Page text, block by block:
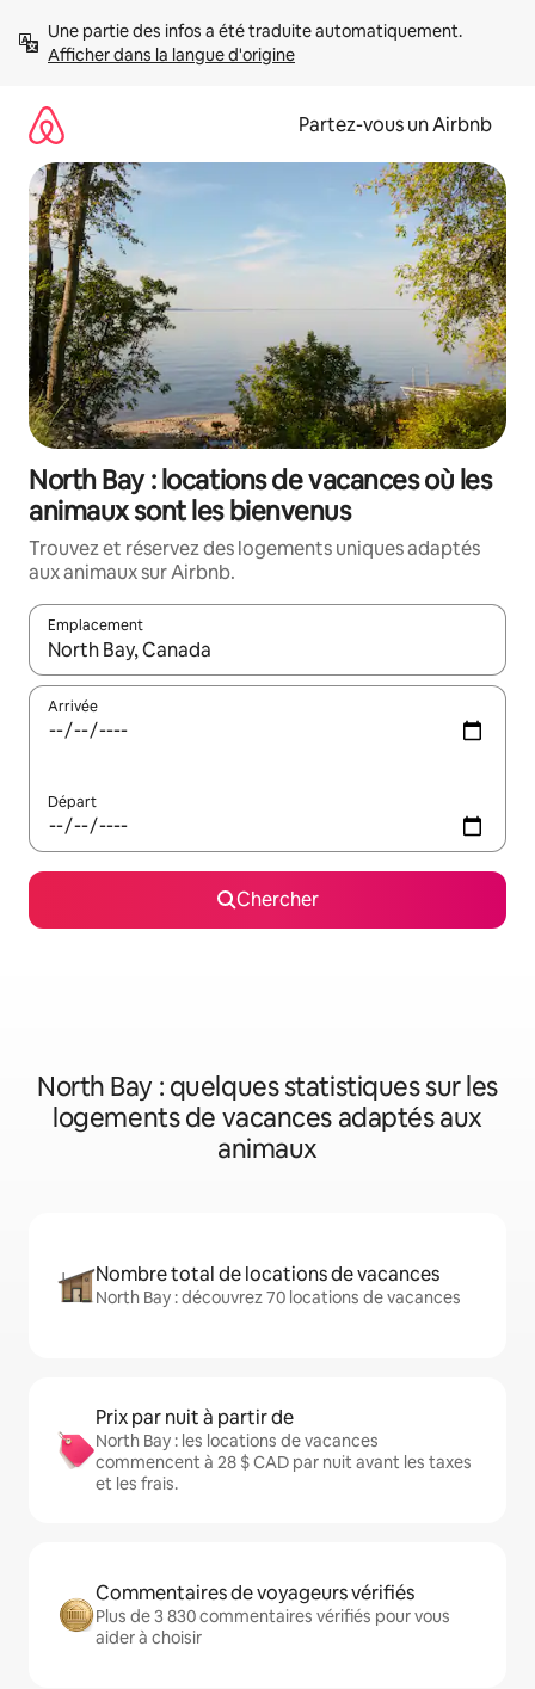
directement
Afficher dans la langue d'origine
Partez-vous un Airbnb
North Bay : locations de vacances où les
animaux sont les bienvenus
Trouvez et réservez des logements uniques adaptés
aux animaux sur Airbnb.
Emplacement
Quand les résultats sont affichés, parcourez-les en utilisant
Arrivée
Départ
Chercher
North Bay : quelques statistiques sur les
logements de vacances adaptés aux
animaux
Nombre total de locations de vacances
North Bay : découvrez 70 locations de vacances
Prix par nuit à partir de
North Bay : les locations de vacances
commencent à 28 $ CAD par nuit avant les taxes
et les frais.
Commentaires de voyageurs vérifiés
Plus de 3 830 commentaires vérifiés pour vous
aider à choisir